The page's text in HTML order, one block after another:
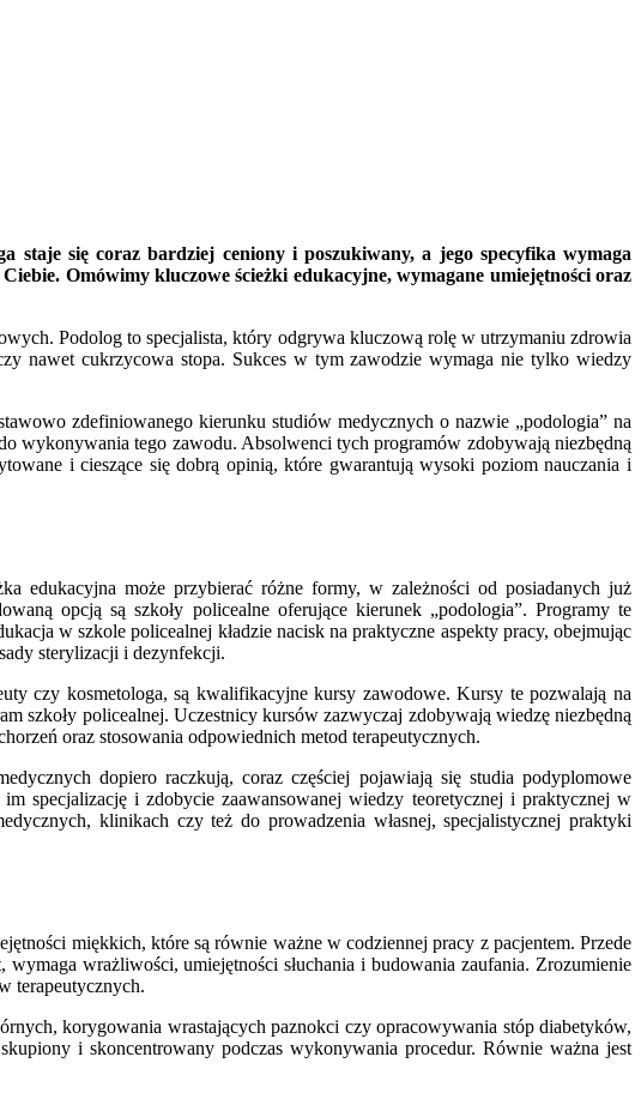
staje się coraz bardziej ceniony i poszukiwany, a jego specyfika wymaga
Omówimy kluczowe ścieżki edukacyjne, wymagane umiejętności oraz
Podolog to specjalista, który odgrywa kluczową rolę w utrzymaniu zdrowia
nawet cukrzycowa stopa. Sukces w tym zawodzie wymaga nie tylko wiedzy
zdefiniowanego kierunku studiów medycznych o nazwie „podologia” na
wykonywania tego zawodu. Absolwenci tych programów zdobywają niezbędną
i cieszące się dobrą opinią, które gwarantują wysoki poziom nauczania i
edukacyjna może przybierać różne formy, w zależności od posiadanych już
opcją są szkoły policealne oferujące kierunek „podologia”. Programy te
w szkole policealnej kładzie nacisk na praktyczne aspekty pracy, obejmując
sterylizacji i dezynfekcji.
czy kosmetologa, są kwalifikacyjne kursy zawodowe. Kursy te pozwalają na
szkoły policealnej. Uczestnicy kursów zazwyczaj zdobywają wiedzę niezbędną
oraz stosowania odpowiednich metod terapeutycznych.
dopiero raczkują, coraz częściej pojawiają się studia podyplomowe
specjalizację i zdobycie zaawansowanej wiedzy teoretycznej i praktycznej w
klinikach czy też do prowadzenia własnej, specjalistycznej praktyki
miękkich, które są równie ważne w codziennej pracy z pacjentem. Przede
wrażliwości, umiejętności słuchania i budowania zaufania. Zrozumienie
terapeutycznych.
korygowania wrastających paznokci czy opracowywania stóp diabetyków,
i skoncentrowany podczas wykonywania procedur. Równie ważna jest